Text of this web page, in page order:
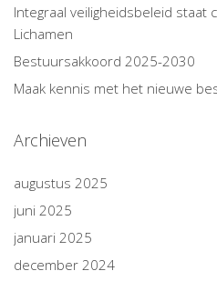
Integraal veiligheidsbeleid staat
Lichamen
Bestuursakkoord 2025-2030
Maak kennis met het nieuwe
Archieven
augustus 2025
juni 2025
januari 2025
december 2024